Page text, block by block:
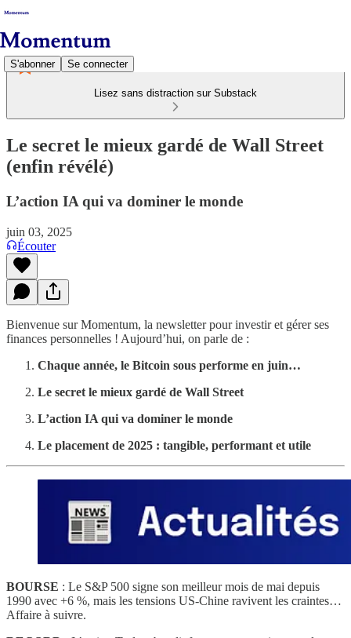
S'abonner Se connecter
Lisez sans distraction sur Substack
Le secret le mieux gardé de Wall Street
(enfin révélé)
L’action IA qui va dominer le monde
juin 03, 2025
Écouter
Bienvenue sur Momentum, la newsletter pour investir et gérer ses
finances personnelles ! Aujourd’hui, on parle de :
Chaque année, le Bitcoin sous performe en juin…
Le secret le mieux gardé de Wall Street
L’action IA qui va dominer le monde
Le placement de 2025 : tangible, performant et utile
BOURSE : Le S&P 500 signe son meilleur mois de mai depuis
1990 avec +6 %, mais les tensions US-Chine ravivent les craintes…
Affaire à suivre.